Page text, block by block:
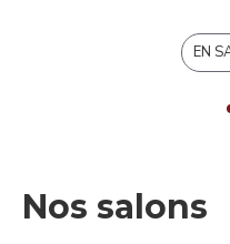
EN
Nos salons